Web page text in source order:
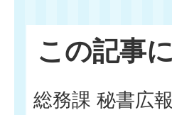
この記事
総務課 秘書広